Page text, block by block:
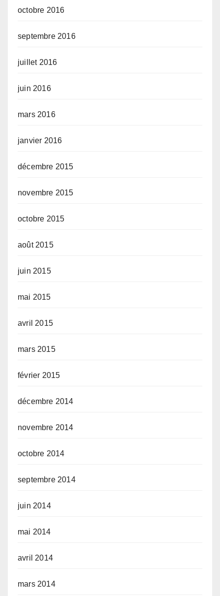
octobre 2016
septembre 2016
juillet 2016
juin 2016
mars 2016
janvier 2016
décembre 2015
novembre 2015
octobre 2015
août 2015
juin 2015
mai 2015
avril 2015
mars 2015
février 2015
décembre 2014
novembre 2014
octobre 2014
septembre 2014
juin 2014
mai 2014
avril 2014
mars 2014